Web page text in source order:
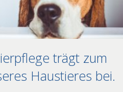
trägt zum
Haustieres bei.